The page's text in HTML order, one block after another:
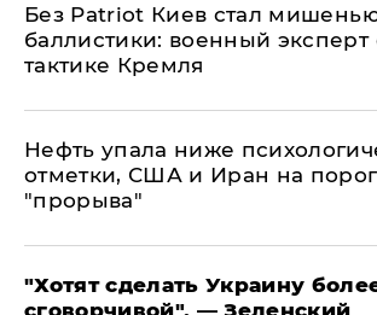
​Без Patriot Киев стал
баллистики: военный эксперт
тактике Кремля
Нефть упала ниже
отметки, США и Иран на
"прорыва"
​"Хотят сделать Украину
сговорчивой", — Зеленский